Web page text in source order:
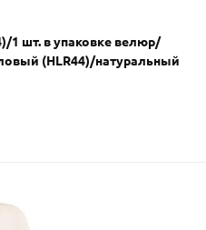
1 шт. в упаковке велюр/
(HLR44)/натуральный